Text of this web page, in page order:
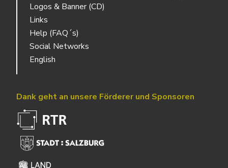
Logos & Banner (CD)
Links
Help (FAQ´s)
Social Networks
English
Dank geht an unsere Förderer und Sponsoren